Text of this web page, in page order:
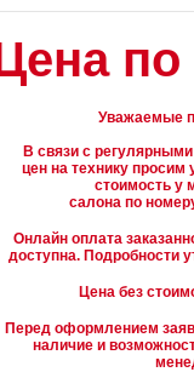
по
Уважаемые
цен на технику просим
стоимость у
Онлайн оплата
доступна. Подробности
Цена без
Перед оформлением
наличие и